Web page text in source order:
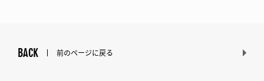
BACK 前のページに戻る